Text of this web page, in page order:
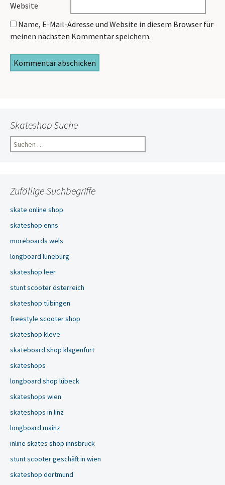
Website
Name, E-Mail-Adresse und Website in diesem Browser für
meinen nächsten Kommentar speichern.
Skateshop Suche
Suchen
nach:
Zufällige Suchbegriffe
skate online shop
skateshop enns
moreboards wels
longboard lüneburg
skateshop leer
stunt scooter österreich
skateshop tübingen
freestyle scooter shop
skateshop kleve
skateboard shop klagenfurt
skateshops
longboard shop lübeck
skateshops wien
skateshops in linz
longboard mainz
inline skates shop innsbruck
stunt scooter geschäft in wien
skateshop dortmund